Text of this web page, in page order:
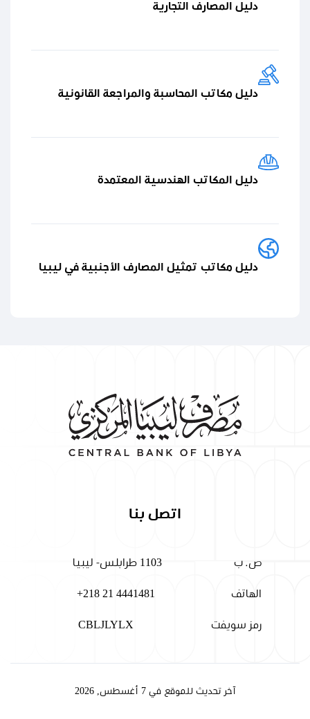
دليل المصارف التجارية
دليل مكاتب المحاسبة والمراجعة القانونية
دليل المكاتب الهندسية المعتمدة
دليل مكاتب تمثيل المصارف الأجنبية في ليبيا
اتصل بنا
ص. ب 1103 طرابلس- ليبيا
الهاتف +218 21 4441481
رمز سويفت CBLJLYLX
آخر تحديث للموقع في 7 أغسطس, 2026